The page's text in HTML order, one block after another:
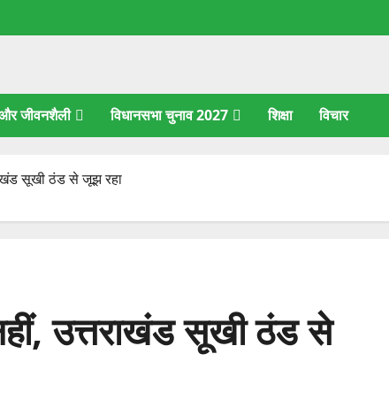
जीवनशैली विधानसभा चुनाव 2027 शिक्षा विचार
सूखी ठंड से जूझ रहा
उत्तराखंड सूखी ठंड से